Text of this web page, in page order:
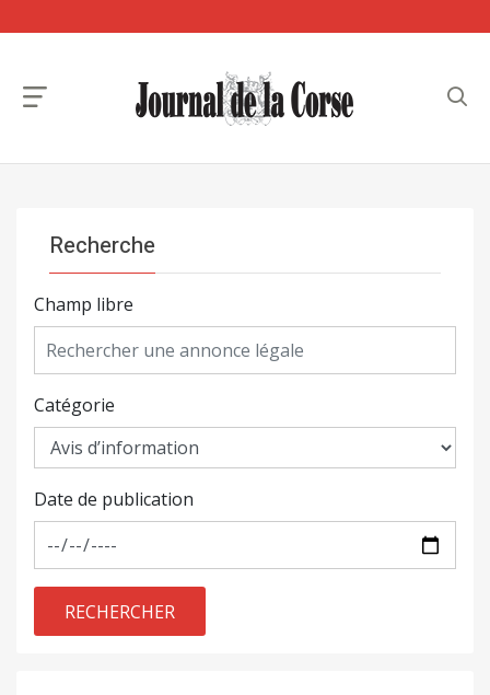
Recherche
Champ libre
Catégorie
Date de publication
RECHERCHER